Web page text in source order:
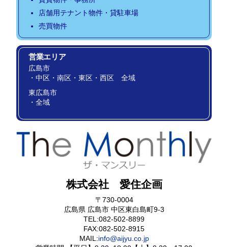
店舗用テナント物件・貸駐車場
売買物件
営業エリア
広島市
・中区・南区・東区・西区 全域
東広島市
・全域
株式会社 愛住企画
〒730-0004
広島県 広島市 中区東白島町9-3
TEL:082-502-8899
FAX:082-502-8915
MAIL:info@aijyu.co.jp